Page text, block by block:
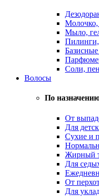
Мыло,
Базисные
Соли,
Волосы
По
От
Для
Сухие и
Жирный
Для
От
Для